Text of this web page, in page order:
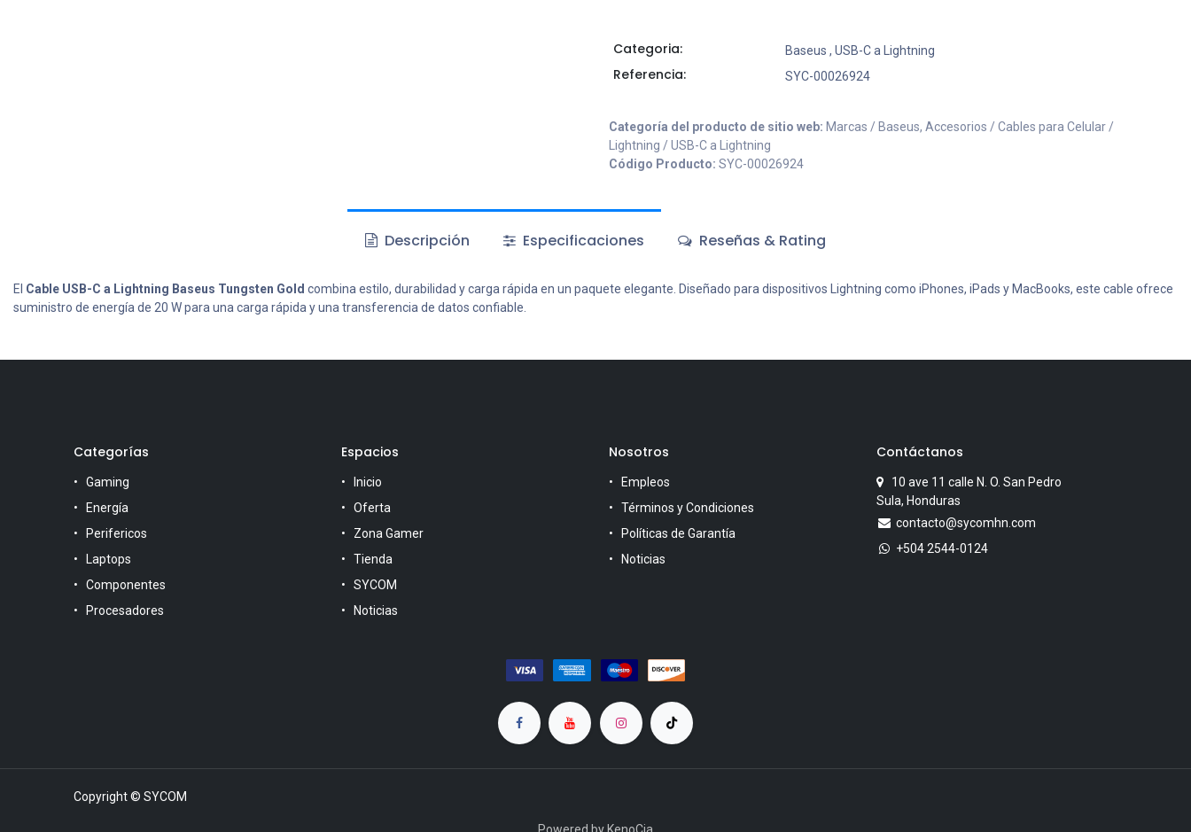
Categoria: Baseus , USB-C a Lightning
Referencia: SYC-00026924
Categoría del producto de sitio web: Marcas / Baseus, Accesorios / Cables para Celular /
Lightning / USB-C a Lightning
Código Producto: SYC-00026924
Descripción Especificaciones Reseñas & Rating
El Cable USB-C a Lightning Baseus Tungsten Gold combina estilo, durabilidad y carga rápida en un paquete elegante. Diseñado para dispositivos Lightning como iPhones, iPads y MacBooks, este cable ofrece
suministro de energía de 20 W para una carga rápida y una transferencia de datos confiable.
Categorías
Gaming
Energía
Perifericos
Laptops
Componentes
Procesadores
Espacios
Inicio
Oferta
Zona Gamer
Tienda
SYCOM
Noticias
Nosotros
Empleos
Términos y Condiciones
Políticas de Garantía
Noticias
Contáctanos
10 ave 11 calle N. O. San Pedro
Sula, Honduras
contacto@sycomhn.com
+504 2544-0124
Copyright © SYCOM